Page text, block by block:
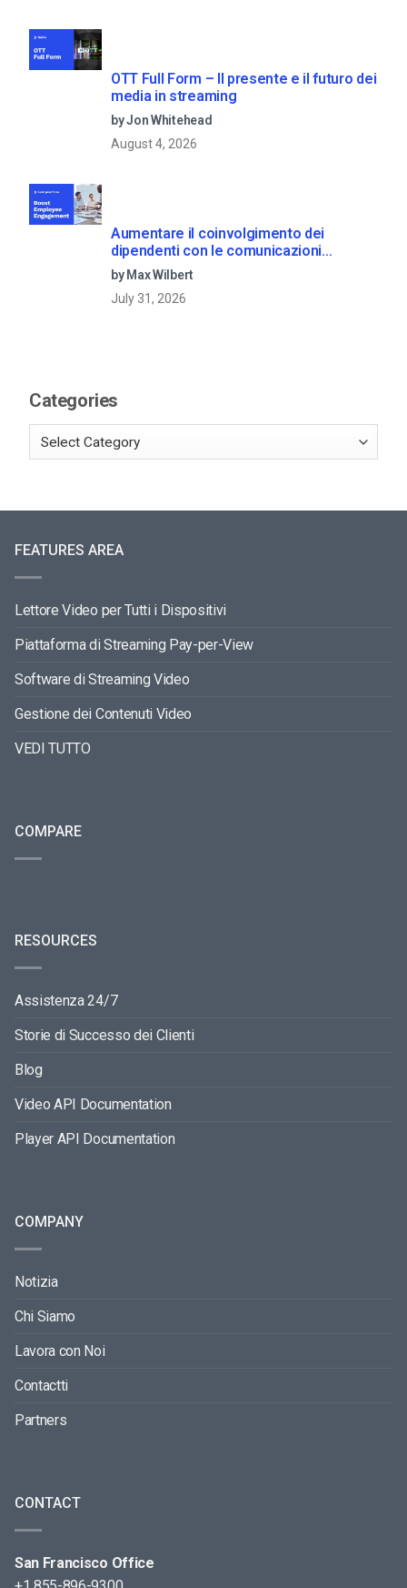
OTT Full Form – Il presente e il futuro dei
media in streaming
by Jon Whitehead
August 4, 2026
Aumentare il coinvolgimento dei
dipendenti con le comunicazioni
aziendali in live streaming
by Max Wilbert
July 31, 2026
Categories
FEATURES AREA
Lettore Video per Tutti i Dispositivi
Piattaforma di Streaming Pay-per-View
Software di Streaming Video
Gestione dei Contenuti Video
VEDI TUTTO
COMPARE
RESOURCES
Assistenza 24/7
Storie di Successo dei Clienti
Blog
Video API Documentation
Player API Documentation
COMPANY
Notizia
Chi Siamo
Lavora con Noi
Contactti
Partners
CONTACT
San Francisco Office